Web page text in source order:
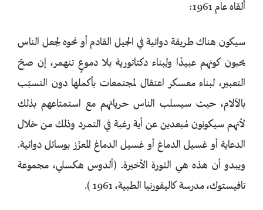
ألقاه عام 1961:
سيكون هناك طريقة دوائية في الجيل القادم أو نحوه لِجعل الناس
يحبون كونهم عبيدًا ولِبناء دكتاتورية بلا دموعٍ تنهمر، إن صحّ
التعبير، لبناء معسكر اعتقال لمجتمعات بأكملها دون التسبّب
بالآلام، حيث سيسلب الناس حرياتهم مع استمتاعهم بذلك
لأنهم سيكونون مُبعدين عن أية رغبة في التمرد وذلك من خلال
الدعاية أو غسيل الدماغ أو غسيل الدماغ المعزّز بوسائل دوائية.
ويبدو أن هذه هي الثورة الأخيرة. (ألدوس هكسلي، مجموعة
تافيستوك، مدرسة كاليفورنيا الطبية، 1961 ).